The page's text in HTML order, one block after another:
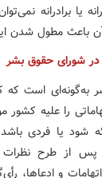
یا برادرانه
باعث مطول شدن
در شورای حقوق بشر
به‌گونه‌ای است
را علیه
شود یا فردی
از طرح نظرات
و ادعاها،